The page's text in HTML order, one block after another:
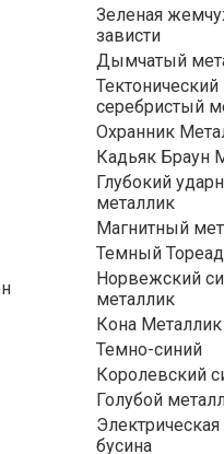
Зеленая
зависти
Дымчатый
Тектонический
серебристый
Охранник
Кадьяк Браун
Глубокий
металлик
Магнитный
Темный
Норвежский
металлик
Кона Металлик
Темно-синий
Королевский
Голубой
Электрическая
бусина